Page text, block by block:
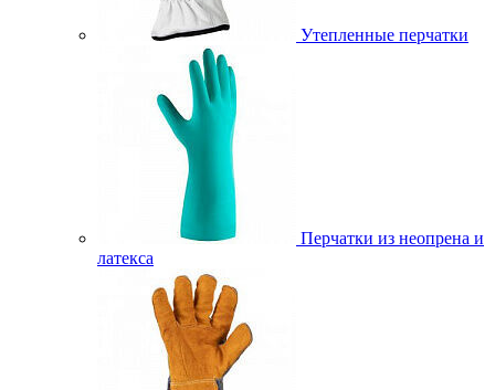
Утепленные перчатки
Перчатки из неопрена и
латекса